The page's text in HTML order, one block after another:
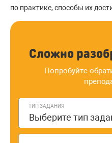
по практике, способы их
Сложно
Попробуйте
ТИП ЗАДАНИЯ
Выберите тип